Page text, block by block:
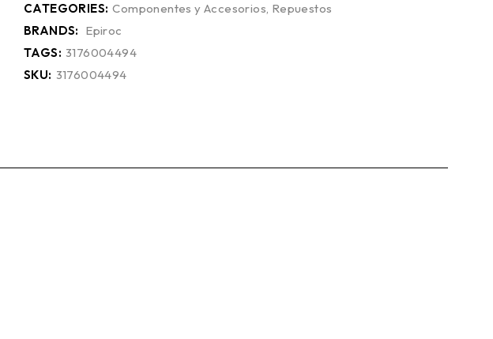
CATEGORIES: Componentes y Accesorios, Repuestos
BRANDS: Epiroc
TAGS: 3176004494
SKU: 3176004494